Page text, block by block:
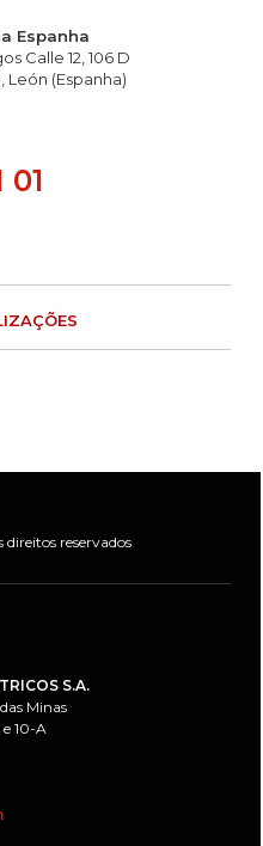
Espanha
Calle 12, 106 D
León (Espanha)
01
reservados
S.A.
Minas
e 10-A